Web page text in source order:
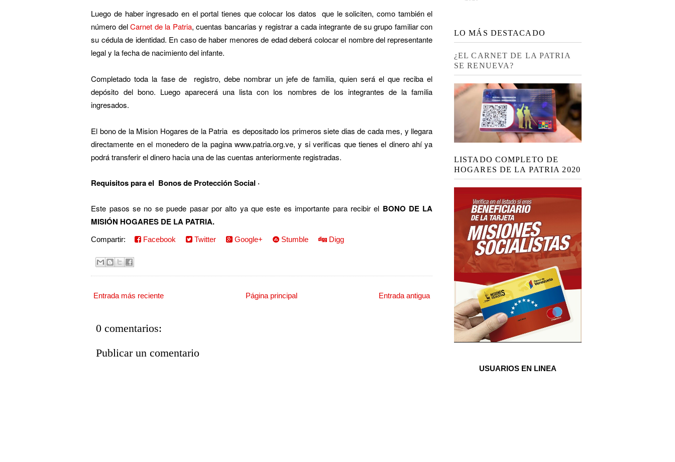
Luego de haber ingresado en el portal tienes que colocar los datos que le soliciten, como también el
número delCarnet de la Patria, cuentas bancarias y registrar a cada integrante de su grupo familiar con
su cédula de identidad. En caso de haber menores de edad deberá colocar el nombre del representante
legal y la fecha de nacimiento del infante.
Completado toda la fase de registro, debe nombrar un jefe de familia, quien será el que reciba el
depósito del bono. Luego aparecerá una lista con los nombres de los integrantes de la familia
ingresados.
El bono de la Mision Hogares de la Patria es depositado los primeros siete dias de cada mes, y llegara
directamente en el monedero de la pagina www.patria.org.ve, y si verificas que tienes el dinero ahí ya
podrá transferir el dinero hacia una de las cuentas anteriormente registradas.
Requisitos para el Bonos de Protección Social ·
Este pasos se no se puede pasar por alto ya que este es importante para recibir el BONO DE LA
MISIÓN HOGARES DE LA PATRIA.
Compartir: Facebook Twitter Google+ Stumble Digg
Entrada más reciente Entrada antigua
Página principal
0 comentarios:
Publicar un comentario
LO MÁS DESTACADO
¿EL CARNET DE LA PATRIA
SE RENUEVA?
LISTADO COMPLETO DE
HOGARES DE LA PATRIA 2020
USUARIOS EN LINEA